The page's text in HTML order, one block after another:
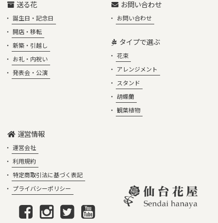
送る花
誕生日・記念日
開店・移転
新築・引越し
お礼・内祝い
発表会・公演
お問い合わせ
お問い合わせ
タイプで選ぶ
花束
アレンジメント
スタンド
胡蝶蘭
観葉植物
運営情報
運営会社
利用規約
特定商取引法に基づく表記
プライバシーポリシー